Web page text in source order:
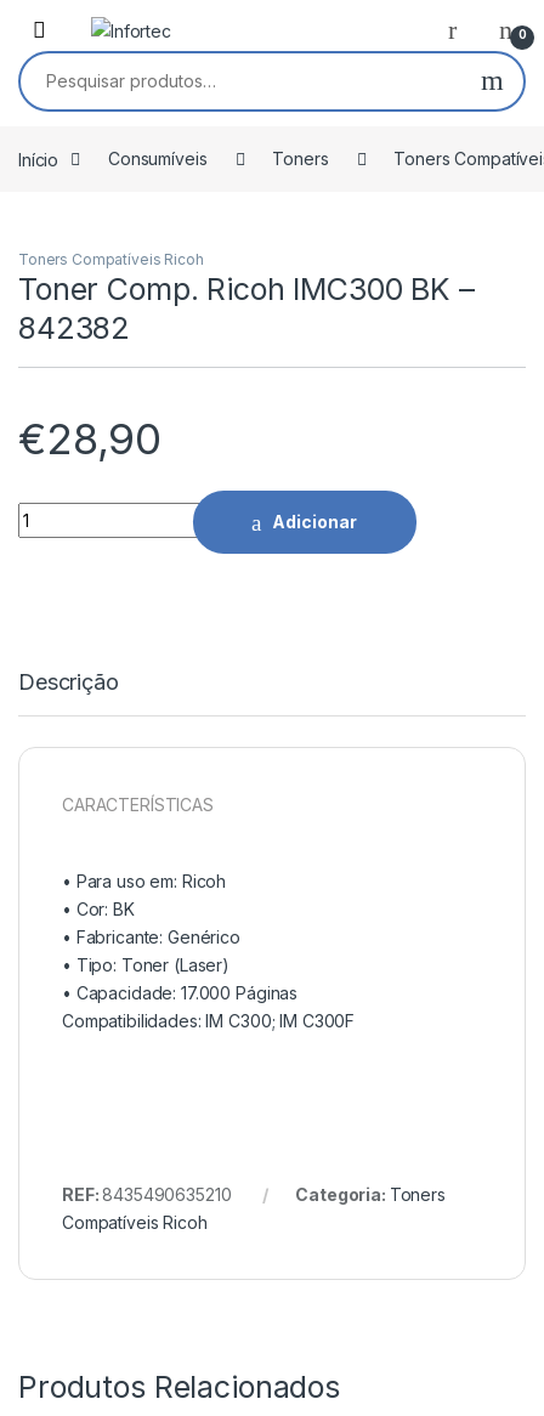
Saltar para navegação
Pular para o conteúdo
0
Pesquisar por:
Início Consumíveis Toners Toners
Toners Compatíveis Ricoh
Toner Comp. Ricoh IMC300 BK –
842382
€28,90
Toner Comp. Ricoh IMC300 BK - 842382 quantidade
Adicionar
Descrição
CARACTERÍSTICAS
• Para uso em: Ricoh
• Cor: BK
• Fabricante:Genérico
• Tipo: Toner (Laser)
• Capacidade:17.000 Páginas
Compatibilidades: IM C300; IM C300F
REF:8435490635210 Categoria: Toners
Compatíveis Ricoh
Produtos Relacionados